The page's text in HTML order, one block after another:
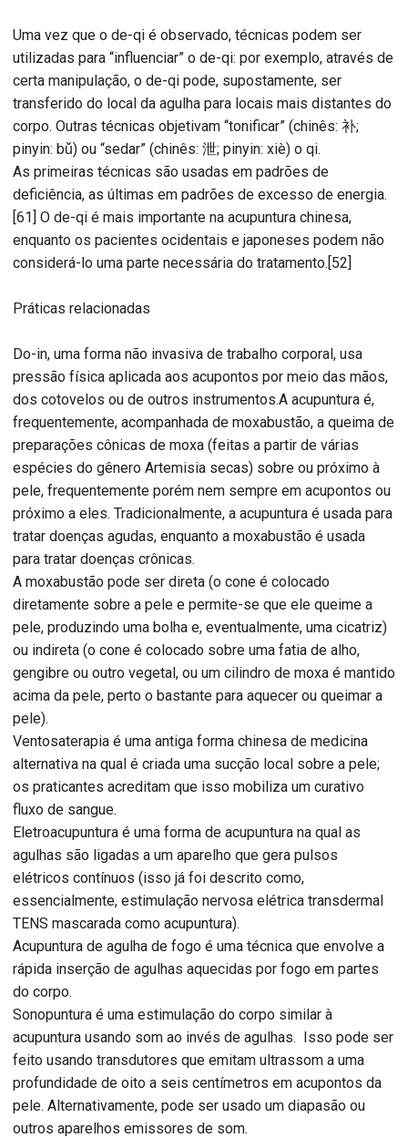
Uma vez que o de-qi é observado, técnicas podem ser
utilizadas para “influenciar” o de-qi: por exemplo, através de
certa manipulação, o de-qi pode, supostamente, ser
transferido do local da agulha para locais mais distantes do
corpo. Outras técnicas objetivam “tonificar” (chinês: 补;
pinyin: bǔ) ou “sedar” (chinês: 泄; pinyin: xiè) o qi.
As primeiras técnicas são usadas em padrões de
deficiência, as últimas em padrões de excesso de energia.
[61] O de-qi é mais importante na acupuntura chinesa,
enquanto os pacientes ocidentais e japoneses podem não
considerá-lo uma parte necessária do tratamento.[52]
Práticas relacionadas
Do-in, uma forma não invasiva de trabalho corporal, usa
pressão física aplicada aos acupontos por meio das mãos,
dos cotovelos ou de outros instrumentos.A acupuntura é,
frequentemente, acompanhada de moxabustão, a queima de
preparações cônicas de moxa (feitas a partir de várias
espécies do gênero Artemisia secas) sobre ou próximo à
pele, frequentemente porém nem sempre em acupontos ou
próximo a eles. Tradicionalmente, a acupuntura é usada para
tratar doenças agudas, enquanto a moxabustão é usada
para tratar doenças crônicas.
A moxabustão pode ser direta (o cone é colocado
diretamente sobre a pele e permite-se que ele queime a
pele, produzindo uma bolha e, eventualmente, uma cicatriz)
ou indireta (o cone é colocado sobre uma fatia de alho,
gengibre ou outro vegetal, ou um cilindro de moxa é mantido
acima da pele, perto o bastante para aquecer ou queimar a
pele).
Ventosaterapia é uma antiga forma chinesa de medicina
alternativa na qual é criada uma sucção local sobre a pele;
os praticantes acreditam que isso mobiliza um curativo
fluxo de sangue.
Eletroacupuntura é uma forma de acupuntura na qual as
agulhas são ligadas a um aparelho que gera pulsos
elétricos contínuos (isso já foi descrito como,
essencialmente, estimulação nervosa elétrica transdermal
TENS mascarada como acupuntura).
Acupuntura de agulha de fogo é uma técnica que envolve a
rápida inserção de agulhas aquecidas por fogo em partes
do corpo.
Sonopuntura é uma estimulação do corpo similar à
acupuntura usando som ao invés de agulhas. Isso pode ser
feito usando transdutores que emitam ultrassom a uma
profundidade de oito a seis centímetros em acupontos da
pele. Alternativamente, pode ser usado um diapasão ou
outros aparelhos emissores de som.